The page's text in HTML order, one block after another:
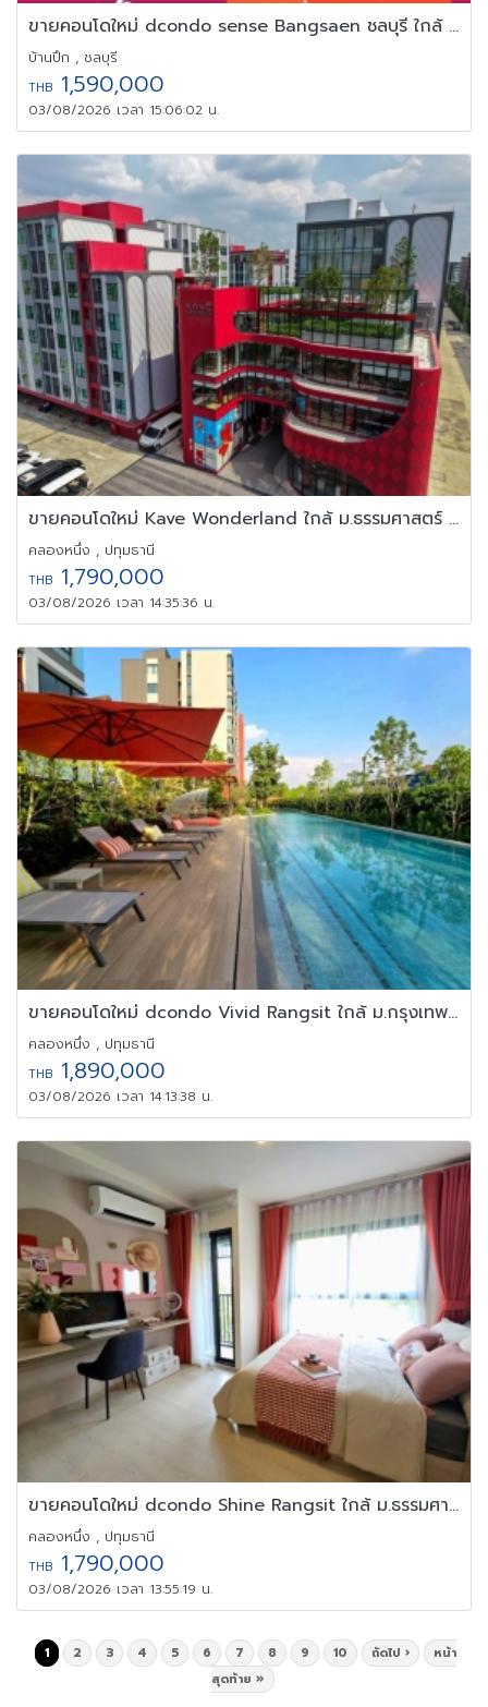
ขายคอนโดใหม่ dcondo sense Bangsaen ชลบุรี ใกล้ ม.บูรพา พร้อมอยู่
บ้านปึก , ชลบุรี
THB 1,590,000
03/08/2026 เวลา 15:06:02 น.
ขายคอนโดใหม่ Kave Wonderland ใกล้ ม.ธรรมศาสตร์ แต่งครบ พร้อมอยู่
คลองหนึ่ง , ปทุมธานี
THB 1,790,000
03/08/2026 เวลา 14:35:36 น.
ขายคอนโดใหม่ dcondo Vivid Rangsit ใกล้ ม.กรุงเทพ รังสิต ปทุมธานี
คลองหนึ่ง , ปทุมธานี
THB 1,890,000
03/08/2026 เวลา 14:13:38 น.
ขายคอนโดใหม่ dcondo Shine Rangsit ใกล้ ม.ธรรมศาสตร์ รังสิต
คลองหนึ่ง , ปทุมธานี
THB 1,790,000
03/08/2026 เวลา 13:55:19 น.
1 2 3 4 5 6 7 8 9 10 ถัดไป ›
หน้า
สุดท้าย »